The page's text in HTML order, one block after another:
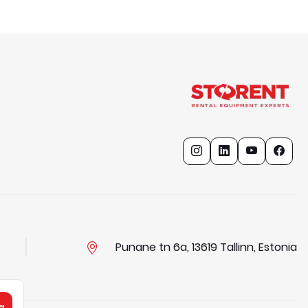
Punane tn 6a, 13619 Tallinn, Estonia